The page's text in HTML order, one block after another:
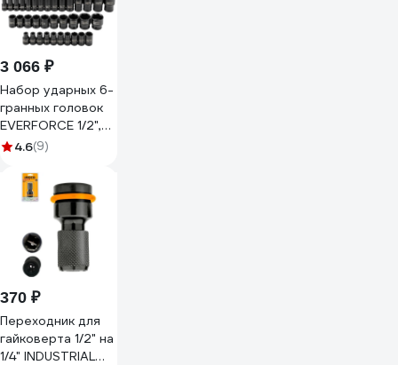
3 066 ₽
Набор ударных 6-
гранных головок
EVERFORCE 1/2",
35 предметов EF-
4.6(9)
370 ₽
Переходник для
гайковерта 1/2" на
1/4" INDUSTRIAL